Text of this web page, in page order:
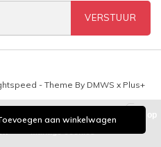
aan winkelwagen
VERSTUUR
- Theme By DMWS x Plus+
ze graag maar slaan ook cookies op
Manage cookies